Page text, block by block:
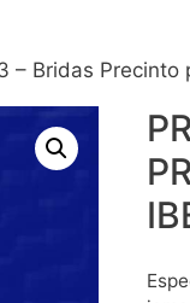
– Bridas